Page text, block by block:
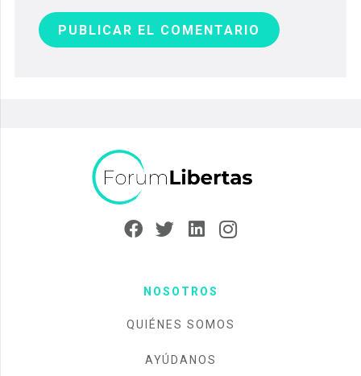
PUBLICAR EL COMENTARIO
NOSOTROS
QUIÉNES SOMOS
AYÚDANOS